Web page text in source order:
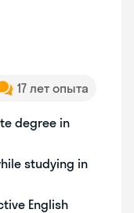
17 лет опыта
degree in
studying in
English